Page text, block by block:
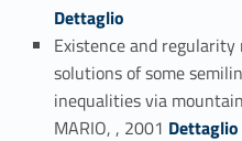
Dettaglio
Existence and
solutions of some
inequalities via
MARIO, , 2001 Link identifier #identifier_person_168061-46
Dettaglio